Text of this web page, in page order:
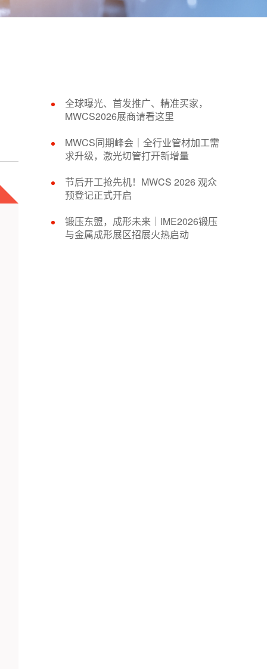
全球曝光、首发推广、精准买家，
MWCS2026展商请看这里
MWCS同期峰会｜全行业管材加工需
求升级，激光切管打开新增量
节后开工抢先机！MWCS 2026 观众
预登记正式开启
锻压东盟，成形未来｜IME2026锻压
与金属成形展区招展火热启动